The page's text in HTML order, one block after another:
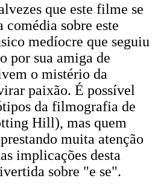
que este filme se
sobre este
medíocre que seguiu
por sua amiga de
o mistério da
paixão. É possível
da filmografia de
Hill), mas quem
muita atenção
implicações desta
sobre "e se".